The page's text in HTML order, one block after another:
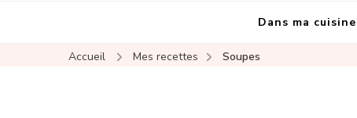
Dans ma cuisine
Accueil Mes recettes Soupes